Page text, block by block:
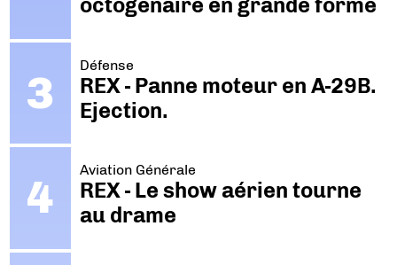
octogénaire en grande forme
Défense
REX - Panne moteur en A-29B.
Ejection.
Aviation Générale
REX - Le show aérien tourne
au drame